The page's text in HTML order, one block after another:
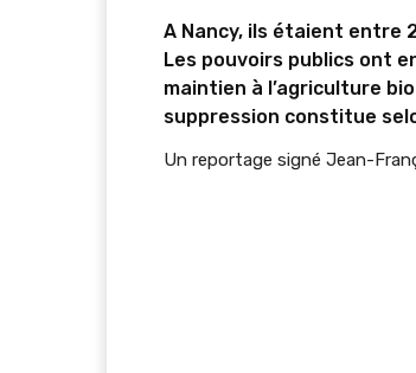
A Nancy, ils étaient entre
Les pouvoirs publics ont
maintien à l’agriculture
suppression constitue
Un reportage signé Jean-